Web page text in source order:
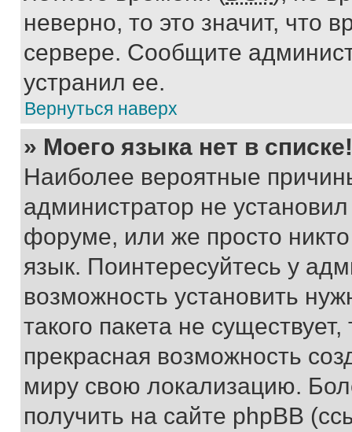
неверно, то это значит, что
сервере. Сообщите
устранил ее.
Вернуться наверх
» Моего языка нет в списке!
Наиболее вероятные
администратор не
форуме, или же просто
язык. Поинтересуйтесь у
возможность установить
такого пакета не
прекрасная возможность
миру свою локализацию.
получить на сайте phpBB